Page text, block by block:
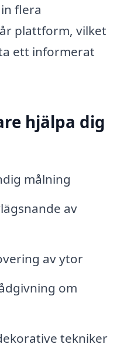
flera
plattform, vilket
ett informerat
hjälpa dig
målning
av
av ytor
om
tekniker